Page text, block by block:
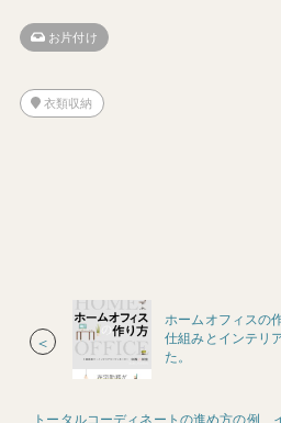
お片付け
衣類収納
＜
ホームオフィスの
仕組みとインテリ
た。
トータルコーディネートの進め方の例